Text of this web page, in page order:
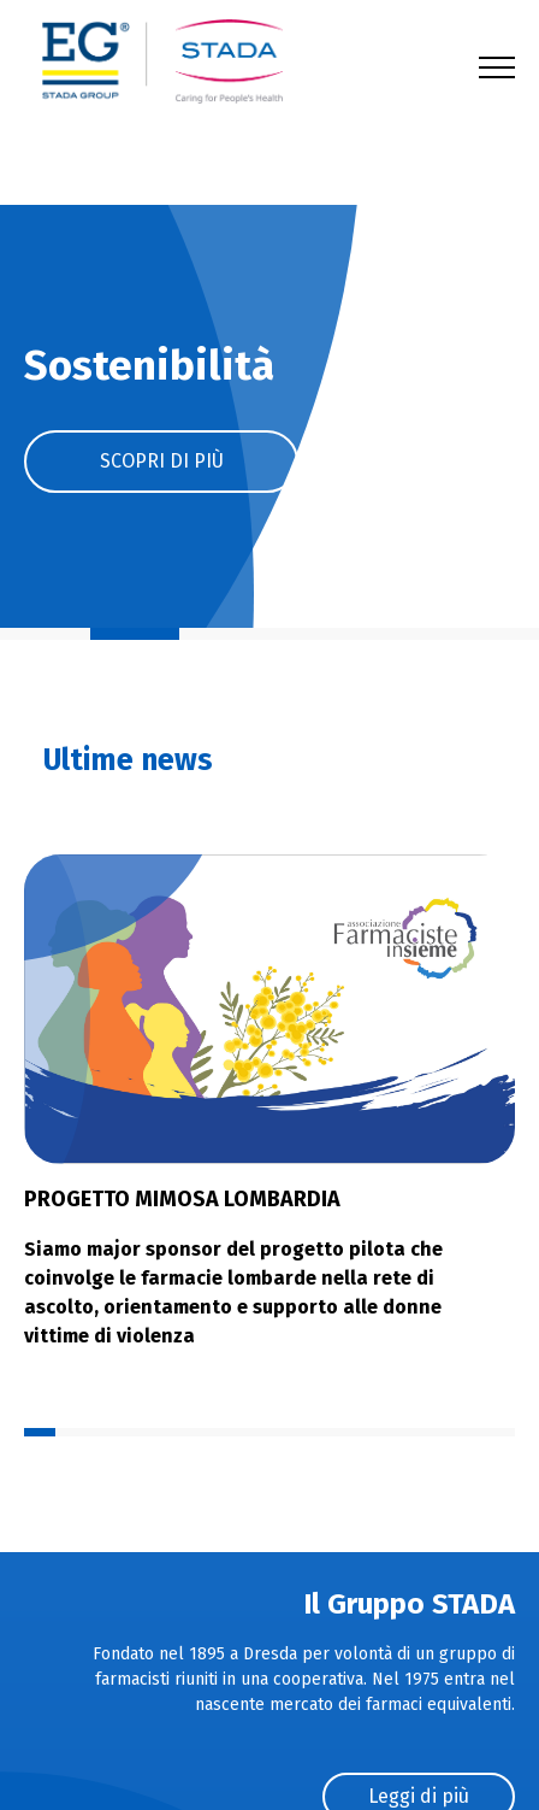
Sostenibilità
SCOPRI DI PIÙ
Ultime news
PROGETTO MIMOSA LOMBARDIA
Siamo major sponsor del progetto pilota che
coinvolge le farmacie lombarde nella rete di
ascolto, orientamento e supporto alle donne
vittime di violenza
Il Gruppo STADA
Fondato nel 1895 a Dresda per volontà di un gruppo di
farmacisti riuniti in una cooperativa. Nel 1975 entra nel
nascente mercato dei farmaci equivalenti.
Leggi di più